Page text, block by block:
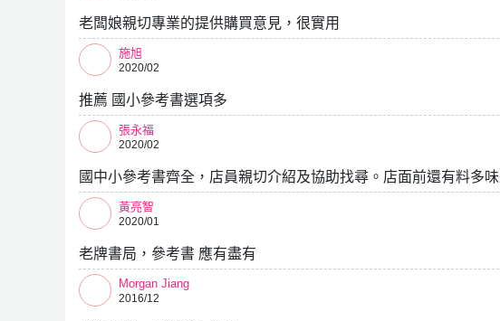
老闆娘親切專業的提供購買意見，很實用
施旭
2020/02
推薦 國小參考書選項多
張永福
2020/02
國中小參考書齊全，店員親切介紹及協助找尋。店面前還有料多
黃亮智
2020/01
老牌書局，參考書 應有盡有
Morgan Jiang
2016/12